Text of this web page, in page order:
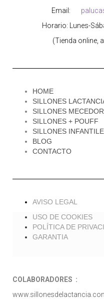
Email:
Horario: Lunes-
(Tienda online,
HOME
SILLONES
SILLONES
SILLONES + POUFF
SILLONES
BLOG
CONTACTO
AVISO LEGAL
USO DE COOKIES
POLÍTICA DE
GARANTIA
COLABORADORES :